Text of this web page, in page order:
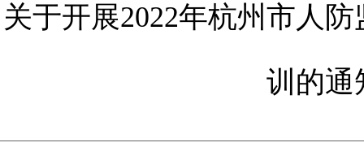
关于开展2022年杭州市人
训的通